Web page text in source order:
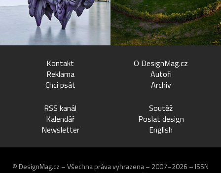
Kontakt
Reklama
Chci psát
O DesignMag.cz
Autoři
Archiv
RSS kanál
Kalendář
Newsletter
Soutěž
Poslat design
English
© DesignMag.cz – Všechna práva vyhrazena – 2007–2026 – ISSN